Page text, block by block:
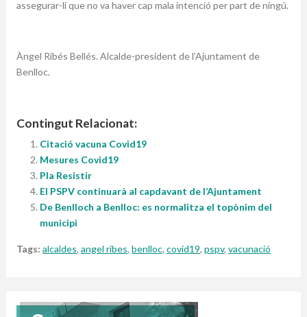
assegurar-li que no va haver cap mala intenció per part de ningú.
Àngel Ribés Bellés. Alcalde-president de l’Ajuntament de
Benlloc.
Contingut Relacionat:
Citació vacuna Covid19
Mesures Covid19
Pla Resistir
El PSPV continuarà al capdavant de l’Ajuntament
De Benlloch a Benlloc: es normalitza el topònim del
municipi
Tags: alcaldes, angel ribes, benlloc, covid19, pspv, vacunació